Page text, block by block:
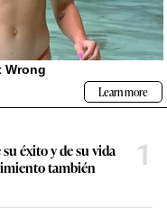
éxito y de su vida
también
1